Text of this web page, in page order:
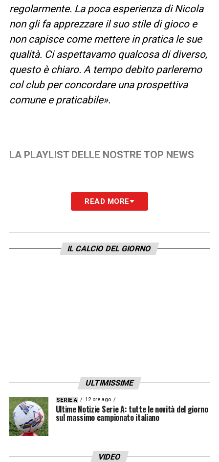
regolarmente. La poca esperienza di Nicola
non gli fa apprezzare il suo stile di gioco e
non capisce come mettere in pratica le sue
qualità. Ci aspettavamo qualcosa di diverso,
questo è chiaro. A tempo debito parleremo
col club per concordare una prospettiva
comune e praticabile».
LA PLAYLIST DELLE NOSTRE TOP NEWS
READ MORE
IL CALCIO DEL GIORNO
ULTIMISSIME
SERIE A 12 ore ago
Ultime Notizie Serie A: tutte le novità del giorno
sul massimo campionato italiano
VIDEO